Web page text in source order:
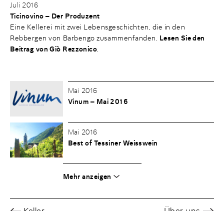
Juli 2016
Ticinovino – Der Produzent
Eine Kellerei mit zwei Lebensgeschichten, die in den
Rebbergen von Barbengo zusammenfanden. Lesen Sie den
Beitrag von Giò Rezzonico.
Mai 2016
Vinum – Mai 2016
Mai 2016
Best of Tessiner Weisswein
Mehr anzeigen